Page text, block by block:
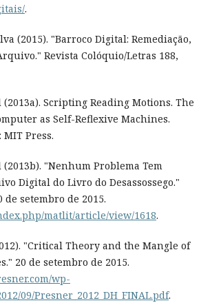
.
(2015). "Barroco Digital: Remediação,
Revista Colóquio/Letras 188,
(2013a). Scripting Reading Motions. The
as Self-Reflexive Machines.
MIT Press.
(2013b). "Nenhum Problema Tem
Digital do Livro do Desassossego."
de setembro de 2015.
matlit/article/view/1618.
"Critical Theory and the Mangle of
20 de setembro de 2015.
wp-
09/Presner_2012_DH_FINAL.pdf.